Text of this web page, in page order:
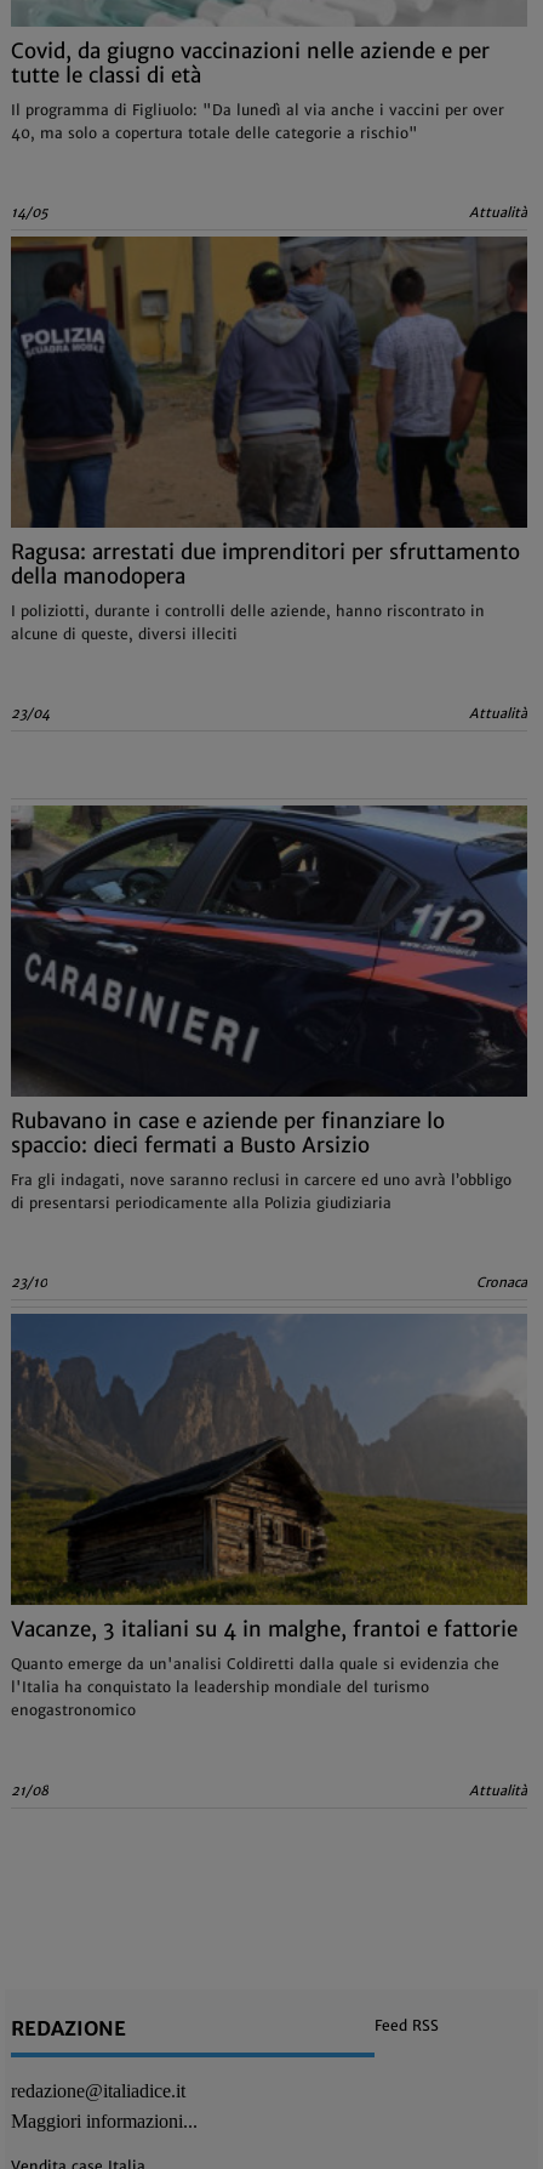
Covid, da giugno vaccinazioni nelle aziende e per
tutte le classi di età
Il programma di Figliuolo: "Da lunedì al via anche i vaccini per over
40, ma solo a copertura totale delle categorie a rischio"
14/05 Attualità
Ragusa: arrestati due imprenditori per sfruttamento
della manodopera
I poliziotti, durante i controlli delle aziende, hanno riscontrato in
alcune di queste, diversi illeciti
23/04 Attualità
Rubavano in case e aziende per finanziare lo
spaccio: dieci fermati a Busto Arsizio
Fra gli indagati, nove saranno reclusi in carcere ed uno avrà l’obbligo
di presentarsi periodicamente alla Polizia giudiziaria
23/10 Cronaca
Vacanze, 3 italiani su 4 in malghe, frantoi e fattorie
Quanto emerge da un'analisi Coldiretti dalla quale si evidenzia che
l'Italia ha conquistato la leadership mondiale del turismo
enogastronomico
21/08 Attualità
REDAZIONE
redazione@italiadice.it
Maggiori informazioni...
Feed RSS